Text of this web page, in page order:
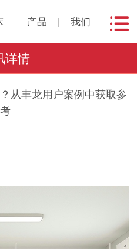
产品 我们
详情
从丰龙用户案例中获取参
考